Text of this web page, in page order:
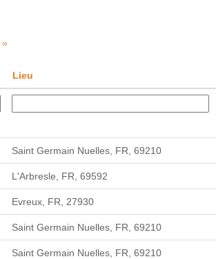
»
Lieu
Saint Germain Nuelles, FR, 69210
L'Arbresle, FR, 69592
Evreux, FR, 27930
Saint Germain Nuelles, FR, 69210
Saint Germain Nuelles, FR, 69210